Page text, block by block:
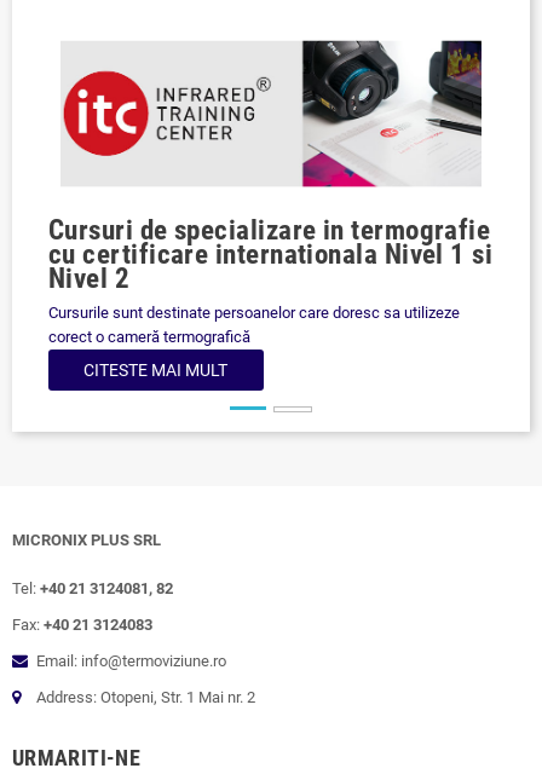
Cursuri de specializare in termografie
cu certificare internationala Nivel 1 si
Nivel 2
Cursurile sunt destinate persoanelor care doresc sa utilizeze
corect o cameră termografică
CITESTE MAI MULT
Previous
MICRONIX PLUS SRL
Tel: +40 21 3124081, 82
Fax: +40 21 3124083
Email: info@termoviziune.ro
Address: Otopeni, Str. 1 Mai nr. 2
URMARITI-NE